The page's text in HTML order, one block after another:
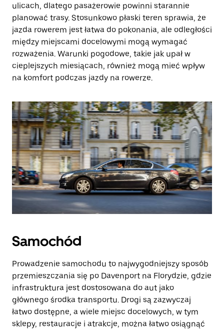
ulicach, dlatego pasażerowie powinni starannie
planować trasy. Stosunkowo płaski teren sprawia, że
jazda rowerem jest łatwa do pokonania, ale odległości
między miejscami docelowymi mogą wymagać
rozważenia. Warunki pogodowe, takie jak upał w
cieplejszych miesiącach, również mogą mieć wpływ
na komfort podczas jazdy na rowerze.
Samochód
Prowadzenie samochodu to najwygodniejszy sposób
przemieszczania się po Davenport na Florydzie, gdzie
infrastruktura jest dostosowana do aut jako
głównego środka transportu. Drogi są zazwyczaj
łatwo dostępne, a wiele miejsc docelowych, w tym
sklepy, restauracje i atrakcje, można łatwo osiągnąć